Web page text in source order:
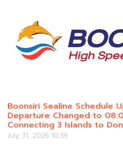
Boonsiri Sealine Schedule
Departure Changed to
Connecting 3 Islands to
July 31, 2026 10:39